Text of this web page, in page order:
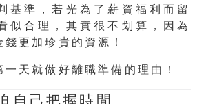
基準，若光為了薪資福利而留
似合理，其實很不划算，因為
更加珍貴的資源！
天就做好離職準備的理由！
自己把握時間